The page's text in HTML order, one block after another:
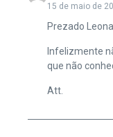
15 de maio de
Prezado
Infelizmente
que não
Att.